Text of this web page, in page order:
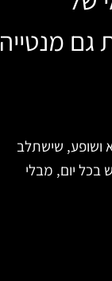
גם מנטייה
ושופע, שישתלב
בכל יום, מבלי